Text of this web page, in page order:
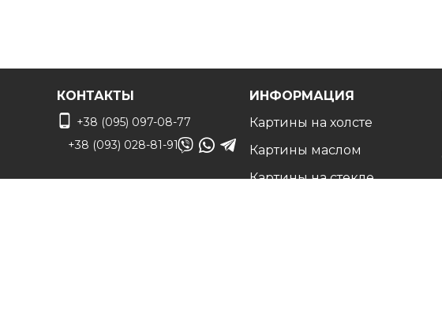
КОНТАКТЫ
+38 (095) 097-08-77
+38 (093) 028-81-91
ИНФОРМАЦИЯ
Картины на холсте
Картины маслом
Картины на стекле